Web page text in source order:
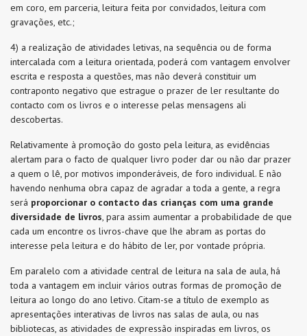
em coro, em parceria, leitura feita por convidados, leitura com
gravações, etc.;
4) a realização de atividades letivas, na sequência ou de forma
intercalada com a leitura orientada, poderá com vantagem envolver
escrita e resposta a questões, mas não deverá constituir um
contraponto negativo que estrague o prazer de ler resultante do
contacto com os livros e o interesse pelas mensagens ali
descobertas.
Relativamente à promoção do gosto pela leitura, as evidências
alertam para o facto de qualquer livro poder dar ou não dar prazer
a quem o lê, por motivos imponderáveis, de foro individual. E não
havendo nenhuma obra capaz de agradar a toda a gente, a regra
será proporcionar o contacto das crianças com uma grande
diversidade de livros, para assim aumentar a probabilidade de que
cada um encontre os livros-chave que lhe abram as portas do
interesse pela leitura e do hábito de ler, por vontade própria.
Em paralelo com a atividade central de leitura na sala de aula, há
toda a vantagem em incluir vários outras formas de promoção de
leitura ao longo do ano letivo. Citam-se a título de exemplo as
apresentações interativas de livros nas salas de aula, ou nas
bibliotecas, as atividades de expressão inspiradas em livros, os